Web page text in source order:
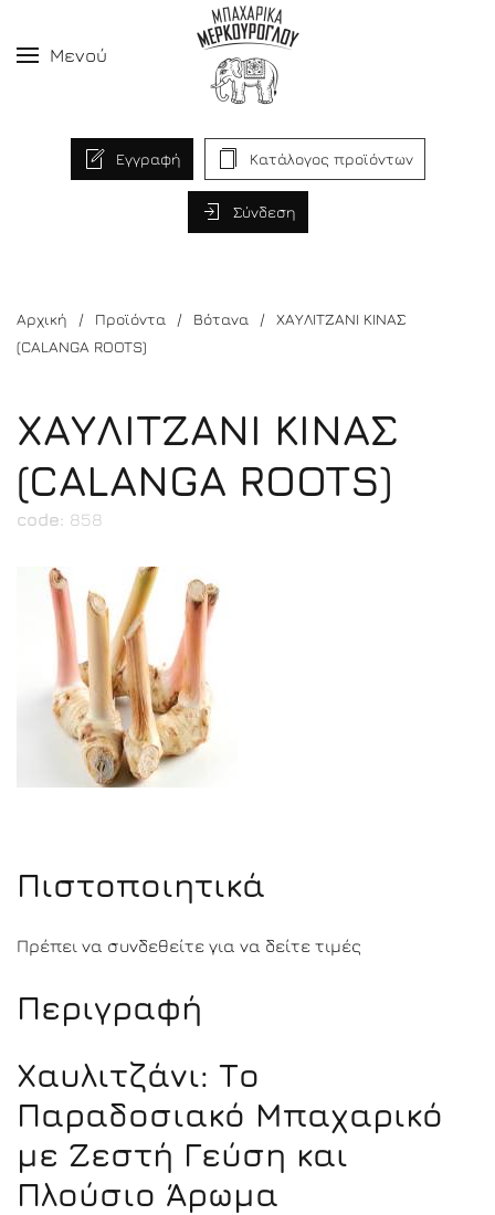
Μενού
Εγγραφή Κατάλογος προϊόντων
Σύνδεση
Αρχική Προϊόντα Βότανα
ΧΑΥΛΙΤΖΑΝΙ ΚΙΝΑΣ
(CALANGA ROOTS)
ΧΑΥΛΙΤΖΑΝΙ ΚΙΝΑΣ
(CALANGA ROOTS)
code: 858
Πιστοποιητικά
Πρέπει να συνδεθείτε για να δείτε τιμές
Περιγραφή
Χαυλιτζάνι: Το
Παραδοσιακό Μπαχαρικό
με Ζεστή Γεύση και
Πλούσιο Άρωμα